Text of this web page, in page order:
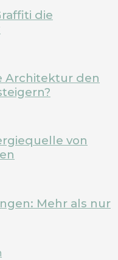
die
Architektur den
von
Mehr als nur